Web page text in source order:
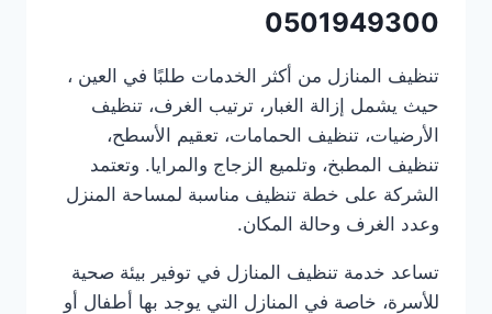
0501949300
تنظيف المنازل من أكثر الخدمات طلبًا في العين ،
حيث يشمل إزالة الغبار، ترتيب الغرف، تنظيف
الأرضيات، تنظيف الحمامات، تعقيم الأسطح،
تنظيف المطبخ، وتلميع الزجاج والمرايا. وتعتمد
الشركة على خطة تنظيف مناسبة لمساحة المنزل
وعدد الغرف وحالة المكان.
تساعد خدمة تنظيف المنازل في توفير بيئة صحية
للأسرة، خاصة في المنازل التي يوجد بها أطفال أو